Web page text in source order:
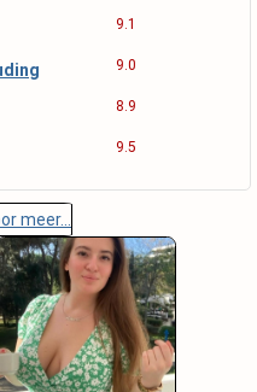
9.1
9.0
8.9
9.5